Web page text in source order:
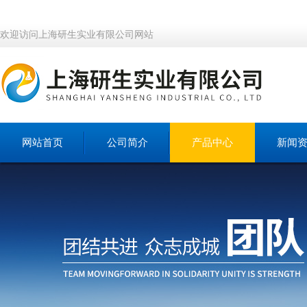
欢迎访问上海研生实业有限公司网站
网站首页 公司简介 产品中心 新闻